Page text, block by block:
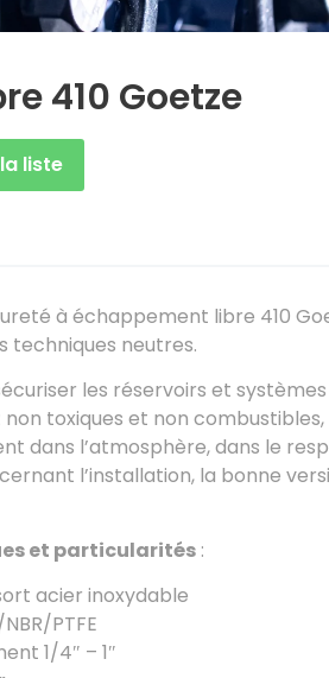
410 Goetze
liste
à échappement libre 410
techniques neutres.
les réservoirs et
toxiques et non
dans l’atmosphère, dans le
l’installation, la bonne
et particularités :
acier inoxydable
PTFE
1/4″ – 1″